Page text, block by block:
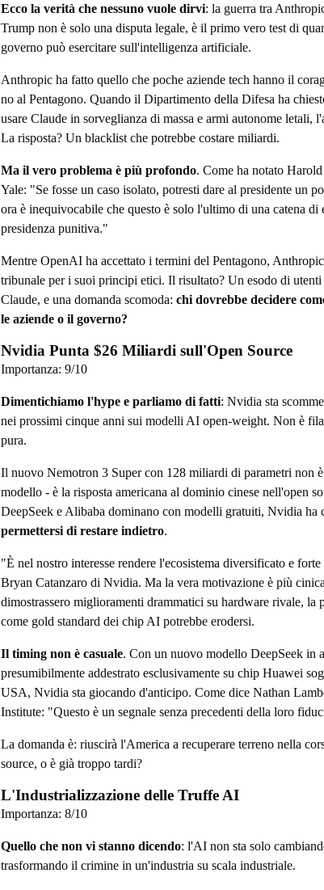
Ecco la verità che nessuno vuole dirvi: la guerra tra
Trump non è solo una disputa legale, è il primo vero test di
governo può esercitare sull'intelligenza artificiale.
Anthropic ha fatto quello che poche aziende tech hanno il
no al Pentagono. Quando il Dipartimento della Difesa ha
usare Claude in sorveglianza di massa e armi autonome letali,
La risposta? Un blacklist che potrebbe costare miliardi.
Ma il vero problema è più profondo. Come ha notato
Yale: "Se fosse un caso isolato, potresti dare al presidente un
ora è inequivocabile che questo è solo l'ultimo di una catena di
presidenza punitiva."
Mentre OpenAI ha accettato i termini del Pentagono,
tribunale per i suoi principi etici. Il risultato? Un esodo di
Claude, e una domanda scomoda: chi dovrebbe decidere
le aziende o il governo?
Nvidia Punta $26 Miliardi sull'Open Source
Importanza: 9/10
Dimentichiamo l'hype e parliamo di fatti: Nvidia sta
nei prossimi cinque anni sui modelli AI open-weight. Non è
pura.
Il nuovo Nemotron 3 Super con 128 miliardi di parametri non
modello - è la risposta americana al dominio cinese nell'open
DeepSeek e Alibaba dominano con modelli gratuiti, Nvidia ha
permettersi di restare indietro.
"È nel nostro interesse rendere l'ecosistema diversificato e
Bryan Catanzaro di Nvidia. Ma la vera motivazione è più
dimostrassero miglioramenti drammatici su hardware rivale, la
come gold standard dei chip AI potrebbe erodersi.
Il timing non è casuale. Con un nuovo modello DeepSeek in
presumibilmente addestrato esclusivamente su chip Huawei
USA, Nvidia sta giocando d'anticipo. Come dice Nathan
Institute: "Questo è un segnale senza precedenti della loro
La domanda è: riuscirà l'America a recuperare terreno nella
source, o è già troppo tardi?
L'Industrializzazione delle Truffe AI
Importanza: 8/10
Quello che non vi stanno dicendo: l'AI non sta solo
trasformando il crimine in un'industria su scala industriale.